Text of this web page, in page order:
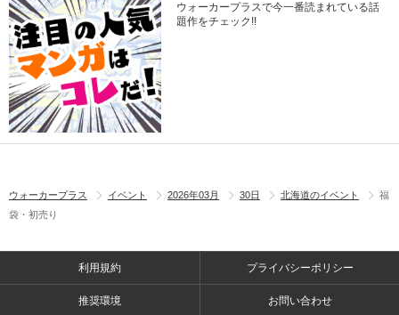
ウォーカープラスで今一番読まれている話
題作をチェック!!
ウォーカープラス イベント 2026年03月 30日 北海道のイベント
福
袋・初売り
利用規約 プライバシーポリシー
推奨環境 お問い合わせ